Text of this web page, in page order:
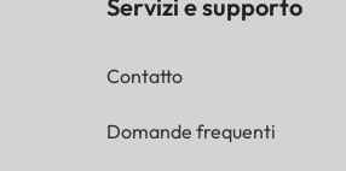
Servizi e supporto
Contatto
Domande frequenti